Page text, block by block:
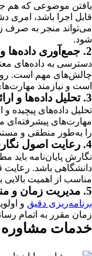
یافتن موضوعی که هم
قابل اجرا باشد،
می‌تواند منجر به صرف
شود.
2. جمع‌آوری داده‌ها و اطلاعات:
دسترسی به داده‌های
چالش‌های مهم است.
است و نیازمند
3. تحلیل داده‌ها و ارائه نتایج:
تحلیل داده‌های پیچیده
مهارت‌های پیشرفته‌ای
را به‌طور منطقی و
4. رعایت اصول نگارش علمی:
نگارش پایان‌نامه باید
دانشگاهی باشد. رعایت
مناسب از اهمیت
5. مدیریت زمان و منابع:
برنامه‌ریزی دقیق و
زمان مقرر به اتمام
خدمات مشاوره